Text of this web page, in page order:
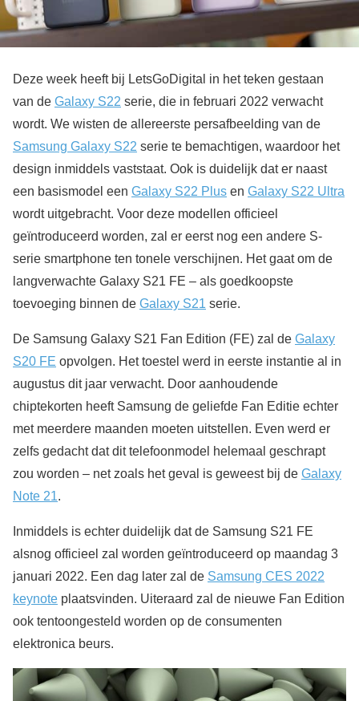
Deze week heeft bij LetsGoDigital in het teken gestaan
van de Galaxy S22 serie, die in februari 2022 verwacht
wordt. We wisten de allereerste persafbeelding van de
Samsung Galaxy S22 serie te bemachtigen, waardoor het
design inmiddels vaststaat. Ook is duidelijk dat er naast
een basismodel een Galaxy S22 Plus en Galaxy S22 Ultra
wordt uitgebracht. Voor deze modellen officieel
geïntroduceerd worden, zal er eerst nog een andere S-
serie smartphone ten tonele verschijnen. Het gaat om de
langverwachte Galaxy S21 FE – als goedkoopste
toevoeging binnen de Galaxy S21 serie.
De Samsung Galaxy S21 Fan Edition (FE) zal de Galaxy
S20 FE opvolgen. Het toestel werd in eerste instantie al in
augustus dit jaar verwacht. Door aanhoudende
chiptekorten heeft Samsung de geliefde Fan Editie echter
met meerdere maanden moeten uitstellen. Even werd er
zelfs gedacht dat dit telefoonmodel helemaal geschrapt
zou worden – net zoals het geval is geweest bij de Galaxy
Note 21.
Inmiddels is echter duidelijk dat de Samsung S21 FE
alsnog officieel zal worden geïntroduceerd op maandag 3
januari 2022. Een dag later zal de Samsung CES 2022
keynote plaatsvinden. Uiteraard zal de nieuwe Fan Edition
ook tentoongesteld worden op de consumenten
elektronica beurs.